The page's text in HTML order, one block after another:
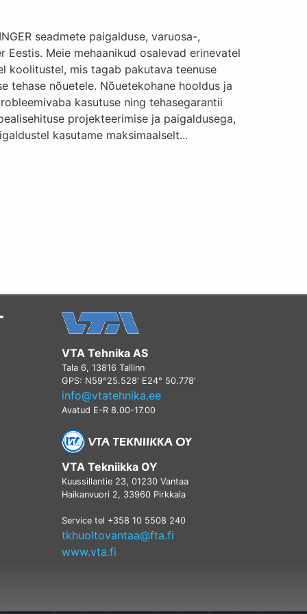
seadmete paigalduse, varuosa-,
Eestis. Meie mehaanikud osalevad erinevatel
koolitustel, mis tagab pakutava teenuse
tehase nõuetele. Nõuetekohane hooldus ja
kasutuse ning tehasegarantii
projekteerimise ja paigaldusega,
kasutame maksimaalselt...
VTA Tehnika AS
Tala 6, 13816 Tallinn
GPS: N59°25.528′ E24° 50.778′
info@vtatehnika.ee
Avatud E-R 8.00-17.00
VTA Tekniikka OY
Kuussillantie 23, 01230 Vantaa
Haikanvuori 2, 33960 Pirkkala
Service tel +358 10 5508 240
tkhuoltovantaa@fta.fi
www.vta.fi